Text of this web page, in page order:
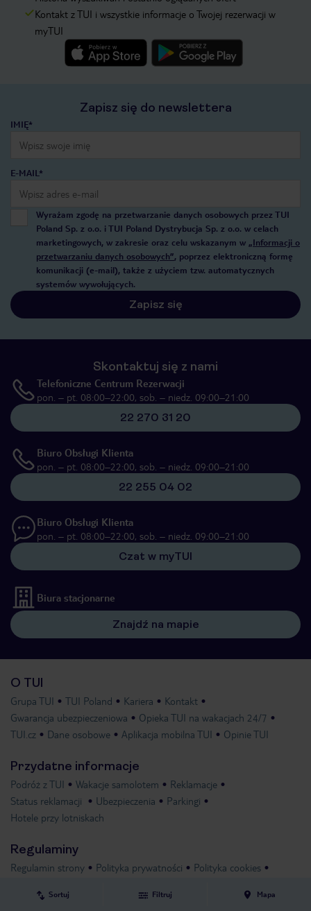
Sortuj Filtruj Mapa
Kontakt z TUI i wszystkie informacje o Twojej rezerwacji w
myTUI
Zapisz się do newslettera
IMIĘ*
E-MAIL*
Wyrażam zgodę na przetwarzanie danych osobowych przez TUI
Poland Sp. z o.o. i TUI Poland Dystrybucja Sp. z o.o. w celach
marketingowych, w zakresie oraz celu wskazanym w „Informacji o
przetwarzaniu danych osobowych”, poprzez elektroniczną formę
komunikacji (e-mail), także z użyciem tzw. automatycznych
systemów wywołujących.
Zapisz się
Skontaktuj się z nami
Telefoniczne Centrum Rezerwacji
pon. – pt. 08:00–22:00, sob. – niedz. 09:00–21:00
22 270 31 20
Biuro Obsługi Klienta
pon. – pt. 08:00–22:00, sob. – niedz. 09:00–21:00
22 255 04 02
Biuro Obsługi Klienta
pon. – pt. 08:00–22:00, sob. – niedz. 09:00–21:00
Czat w myTUI
Biura stacjonarne
Znajdź na mapie
O TUI
Grupa TUI TUI Poland Kariera
Kontakt
Gwarancja ubezpieczeniowa
Opieka TUI na wakacjach 24/7
TUI.cz
Dane osobowe Aplikacja mobilna TUI Opinie TUI
Przydatne informacje
Podróż z TUI Wakacje samolotem
Reklamacje
Status reklamacji
Ubezpieczenia
Parkingi
Hotele przy lotniskach
Regulaminy
Regulamin strony Polityka prywatności
Polityka cookies
Standardy ochrony małoletnich
Compliance